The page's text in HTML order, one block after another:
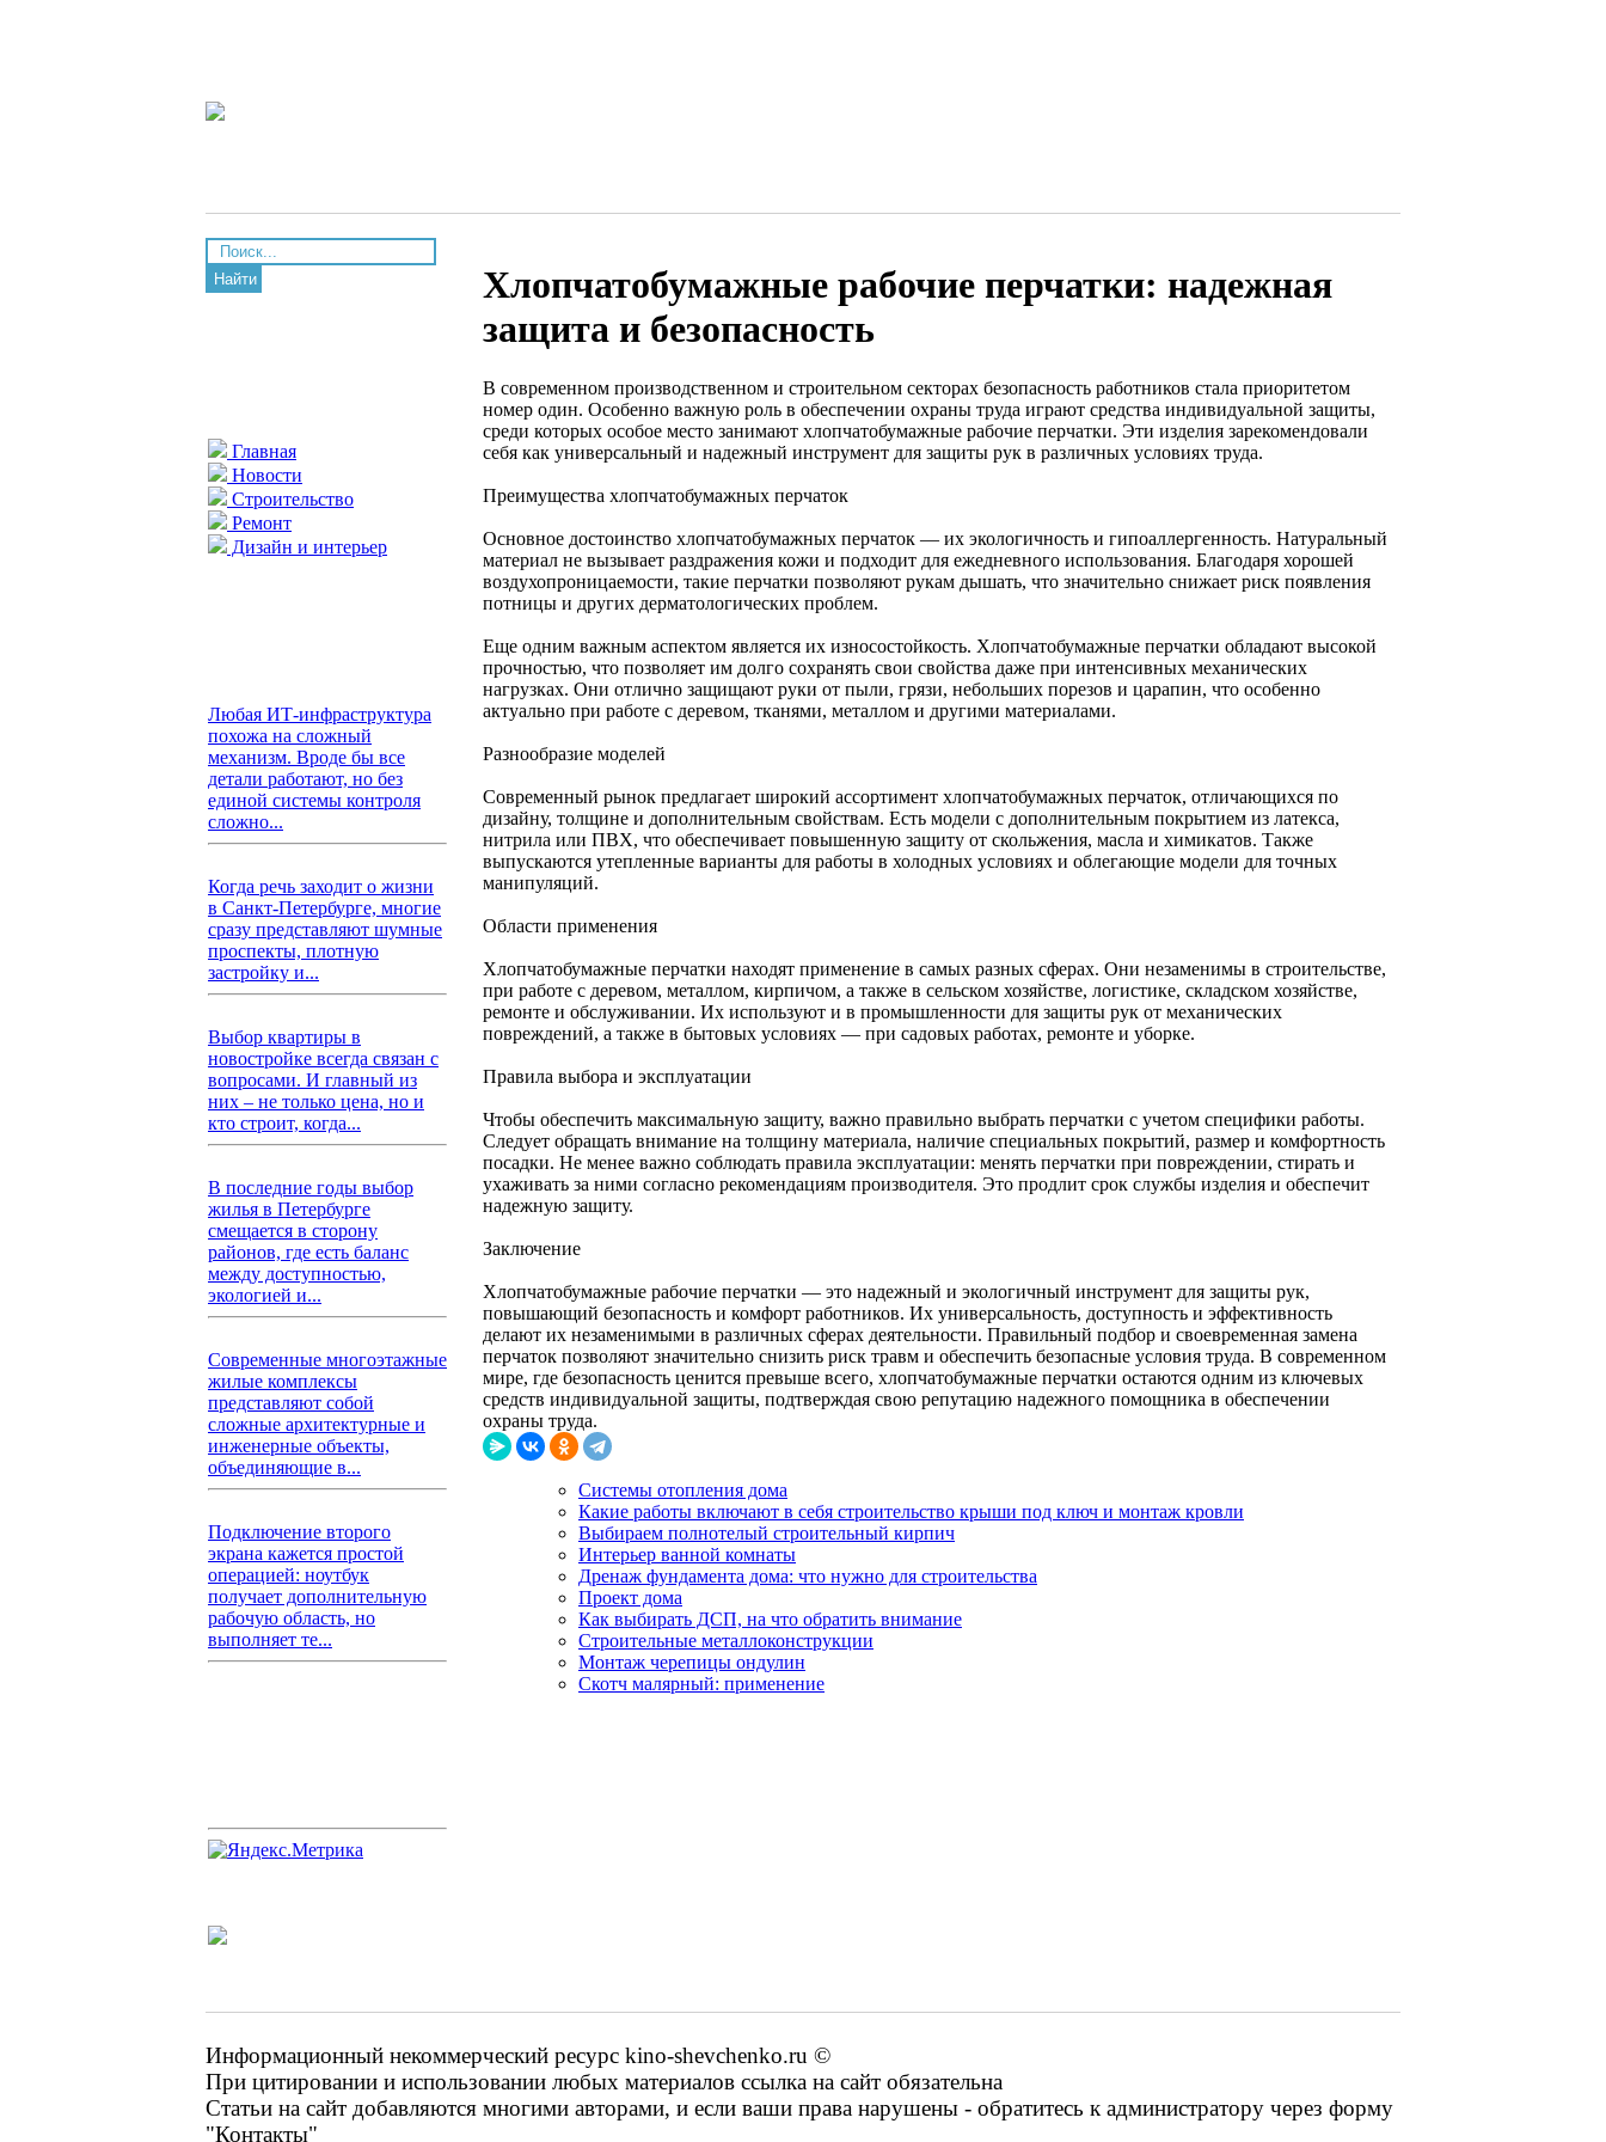
Найти
Главная
Новости
Строительство
Ремонт
Дизайн и интерьер
Любая ИТ-инфраструктура
похожа на сложный
механизм. Вроде бы все
детали работают, но без
единой системы контроля
сложно...
Когда речь заходит о жизни
в Санкт-Петербурге, многие
сразу представляют шумные
проспекты, плотную
застройку и...
Выбор квартиры в
новостройке всегда связан с
вопросами. И главный из
них – не только цена, но и
кто строит, когда...
В последние годы выбор
жилья в Петербурге
смещается в сторону
районов, где есть баланс
между доступностью,
экологией и...
Современные многоэтажные
жилые комплексы
представляют собой
сложные архитектурные и
инженерные объекты,
объединяющие в...
Подключение второго
экрана кажется простой
операцией: ноутбук
получает дополнительную
рабочую область, но
выполняет те...
Хлопчатобумажные рабочие перчатки: надежная
защита и безопасность
В современном производственном и строительном секторах безопасность работников стала приоритетом
номер один. Особенно важную роль в обеспечении охраны труда играют средства индивидуальной защиты,
среди которых особое место занимают хлопчатобумажные рабочие перчатки. Эти изделия зарекомендовали
себя как универсальный и надежный инструмент для защиты рук в различных условиях труда.
Преимущества хлопчатобумажных перчаток
Основное достоинство хлопчатобумажных перчаток — их экологичность и гипоаллергенность. Натуральный
материал не вызывает раздражения кожи и подходит для ежедневного использования. Благодаря хорошей
воздухопроницаемости, такие перчатки позволяют рукам дышать, что значительно снижает риск появления
потницы и других дерматологических проблем.
Еще одним важным аспектом является их износостойкость. Хлопчатобумажные перчатки обладают высокой
прочностью, что позволяет им долго сохранять свои свойства даже при интенсивных механических
нагрузках. Они отлично защищают руки от пыли, грязи, небольших порезов и царапин, что особенно
актуально при работе с деревом, тканями, металлом и другими материалами.
Разнообразие моделей
Современный рынок предлагает широкий ассортимент хлопчатобумажных перчаток, отличающихся по
дизайну, толщине и дополнительным свойствам. Есть модели с дополнительным покрытием из латекса,
нитрила или ПВХ, что обеспечивает повышенную защиту от скольжения, масла и химикатов. Также
выпускаются утепленные варианты для работы в холодных условиях и облегающие модели для точных
манипуляций.
Области применения
Хлопчатобумажные перчатки находят применение в самых разных сферах. Они незаменимы в строительстве,
при работе с деревом, металлом, кирпичом, а также в сельском хозяйстве, логистике, складском хозяйстве,
ремонте и обслуживании. Их используют и в промышленности для защиты рук от механических
повреждений, а также в бытовых условиях — при садовых работах, ремонте и уборке.
Правила выбора и эксплуатации
Чтобы обеспечить максимальную защиту, важно правильно выбрать перчатки с учетом специфики работы.
Следует обращать внимание на толщину материала, наличие специальных покрытий, размер и комфортность
посадки. Не менее важно соблюдать правила эксплуатации: менять перчатки при повреждении, стирать и
ухаживать за ними согласно рекомендациям производителя. Это продлит срок службы изделия и обеспечит
надежную защиту.
Заключение
Хлопчатобумажные рабочие перчатки — это надежный и экологичный инструмент для защиты рук,
повышающий безопасность и комфорт работников. Их универсальность, доступность и эффективность
делают их незаменимыми в различных сферах деятельности. Правильный подбор и своевременная замена
перчаток позволяют значительно снизить риск травм и обеспечить безопасные условия труда. В современном
мире, где безопасность ценится превыше всего, хлопчатобумажные перчатки остаются одним из ключевых
средств индивидуальной защиты, подтверждая свою репутацию надежного помощника в обеспечении
охраны труда.
Системы отопления дома
Какие работы включают в себя строительство крыши под ключ и монтаж кровли
Выбираем полнотелый строительный кирпич
Интерьер ванной комнаты
Дренаж фундамента дома: что нужно для строительства
Проект дома
Как выбирать ДСП, на что обратить внимание
Строительные металлоконструкции
Монтаж черепицы ондулин
Скотч малярный: применение
Информационный некоммерческий ресурс kino-shevchenko.ru ©
При цитировании и использовании любых материалов ссылка на сайт обязательна
Статьи на сайт добавляются многими авторами, и если ваши права нарушены - обратитесь к администратору через форму
"Контакты"